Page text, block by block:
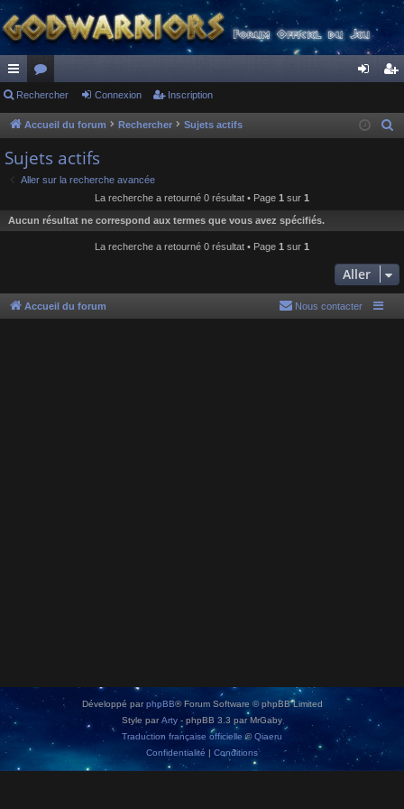
ac
co
ur
ci
or
u
s
ne cri
Rechercher Connexion Inscription
Accueil du forum Rechercher Sujets actifs
h
e
Sujets actifs
Aller sur la recherche avancée
La recherche a retourné 0 résultat • Page 1 sur 1
Aucun résultat ne correspond aux termes que vous avez spécifiés.
La recherche a retourné 0 résultat • Page 1 sur 1
Aller
Accueil du forum Nous contacter
Développé par phpBB® Forum Software © phpBB Limited
Style parArty - phpBB 3.3 par MrGaby
Traduction française officielle ©Qiaeru
Confidentialité | Conditions